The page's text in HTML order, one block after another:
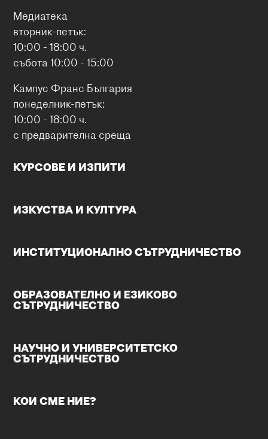
Медиатека
вторник-петък:
10:00 - 18:00 ч.
събота 10:00 - 15:00
Кампус Франс България
понеделник-петък:
10:00 - 18:00 ч.
с предварителна среща
КУРСОВЕ И ИЗПИТИ
ИЗКУСТВА И КУЛТУРА
ИНСТИТУЦИОНАЛНО СЪТРУДНИЧЕСТВО
ОБРАЗОВАТЕЛНО И ЕЗИКОВО
СЪТРУДНИЧЕСТВО
НАУЧНО И УНИВЕРСИТЕТСКО
СЪТРУДНИЧЕСТВО
КОИ СМЕ НИЕ?